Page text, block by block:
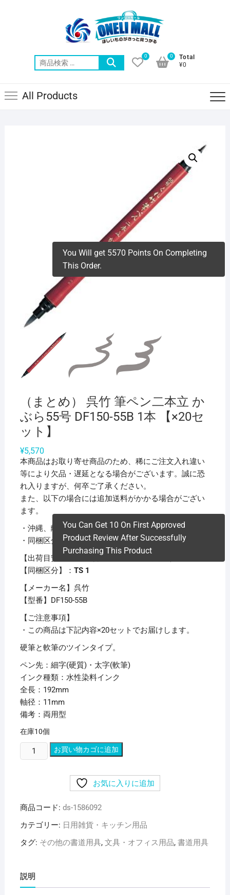
索
0
Total
¥0
0
All Products
（まとめ） 呉竹 筆ペン二本立 か
ぶら55号 DF150-55B 1本 【×20セ
ット】
¥5,570
本商品はお取り寄せ商品のため、稀にご注文入れ違い
等により欠品・遅延となる場合がございます。誠に恐
れ入りますが、何卒ご了承ください。
また、以下の場合には追加送料がかかる場合がござい
ます。
・沖縄、離島および一部地域への配送時
・同梱区分が異なる商品の複数購入時
【出荷目安】：
1 – 5営業日 ※土日・祝除く
【同梱区分】： TS 1
【メーカー名】呉竹
【型番】DF150-55B
【ご注意事項】
・この商品は下記内容×20セットでお届けします。
硬筆と軟筆のツインタイプ。
ペン先：細字(硬質)・太字(軟筆)
インク種類：水性染料インク
全長：192mm
軸径：11mm
備考：両用型
在庫10個
You Will get 5570 Points On Completing
This Order.
You Can Get 10 On First Approved
Product Review After Successfully
Purchasing This Product
（ま
と
筆
ペ
二
立
お買い物カゴに追加
お気に入りに追加
商品コード: ds-1586092
カテゴリー: 日用雑貨・キッチン用品
タグ: その他の書道用具, 文具・オフィス用品, 書道用具
説明